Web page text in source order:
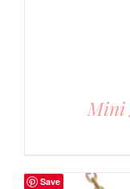
Mini
Save